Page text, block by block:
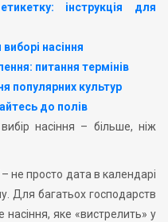
інструкція для
насіння
питання термінів
популярних культур
до полів
насіння – більше, ніж
– не просто дата в календарі
Для багатьох господарств
яке «вистрелить» у